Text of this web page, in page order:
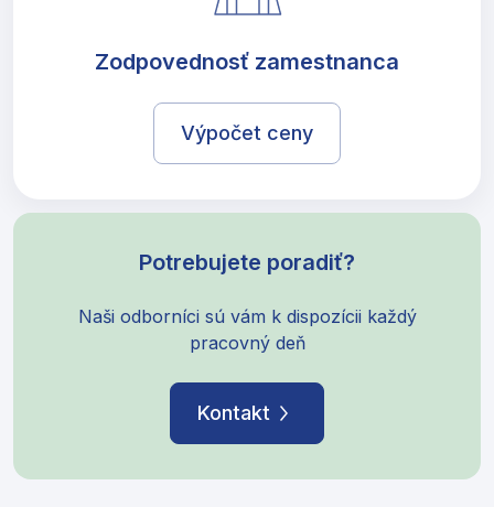
Zodpovednosť zamestnanca
Výpočet ceny
Potrebujete poradiť?
Naši odborníci sú vám k dispozícii každý
pracovný deň
Kontakt